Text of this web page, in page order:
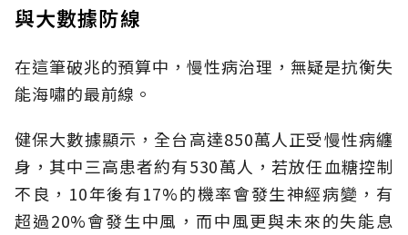
與大數據防線
在這筆破兆的預算中，慢性病治理，無疑是抗衡失
能海嘯的最前線。
健保大數據顯示，全台高達850萬人正受慢性病纏
身，其中三高患者約有530萬人，若放任血糖控制
不良，10年後有17%的機率會發生神經病變，有
超過20%會發生中風，而中風更與未來的失能息